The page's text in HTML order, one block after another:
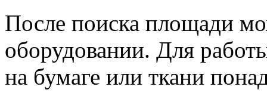
После поиска площади
оборудовании. Для
на бумаге или ткани